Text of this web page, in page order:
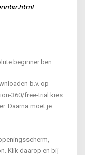
beginner ben.
b.v. op
360/free-trial kies
Daarna moet je
Klik daarop en bij